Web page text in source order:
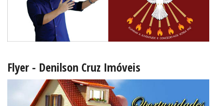
Flyer - Denilson Cruz Imóveis